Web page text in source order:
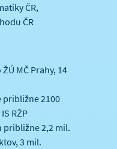
ČR,
ČR
MČ Prahy, 14
približne 2100
RŽP
približne 2,2 mil.
3 mil.